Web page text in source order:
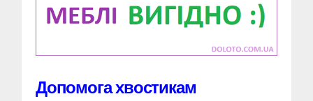
Допомога хвостикам